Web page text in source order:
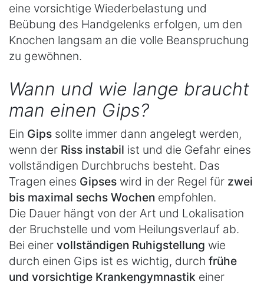
eine vorsichtige Wiederbelastung und
Beübung des Handgelenks erfolgen, um den
Knochen langsam an die volle Beanspruchung
zu gewöhnen.
Wann und wie lange braucht
man einen Gips?
Ein Gips sollte immer dann angelegt werden,
wenn der Riss instabil ist und die Gefahr eines
vollständigen Durchbruchs besteht. Das
Tragen eines Gipses wird in der Regel für zwei
bis maximal sechs Wochen empfohlen.
Die Dauer hängt von der Art und Lokalisation
der Bruchstelle und vom Heilungsverlauf ab.
Bei einer vollständigen Ruhigstellung wie
durch einen Gips ist es wichtig, durch frühe
und vorsichtige Krankengymnastik einer